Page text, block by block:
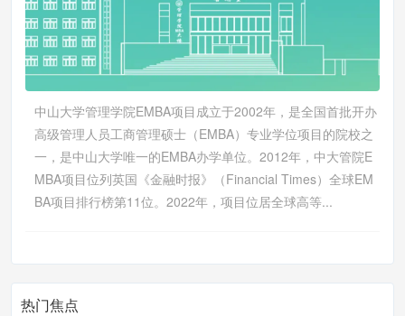
中山大学管理学院EMBA项目成立于2002年，是全国首批开办
高级管理人员工商管理硕士（EMBA）专业学位项目的院校之
一，是中山大学唯一的EMBA办学单位。2012年，中大管院E
MBA项目位列英国《金融时报》（Financial Times）全球EM
BA项目排行榜第11位。2022年，项目位居全球高等...
热门焦点